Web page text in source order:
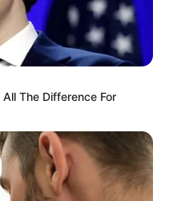
The Difference For